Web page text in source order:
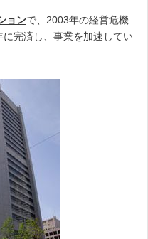
ョンで、2003年の経営危機
完済し、事業を加速してい